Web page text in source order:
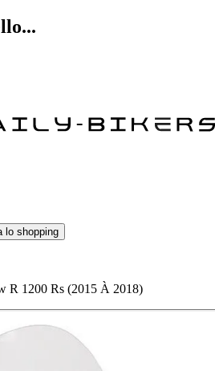
lo shopping
R 1200 Rs (2015 À 2018)